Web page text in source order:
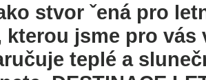
stvor ˇená pro
kterou jsme pro
teplé a